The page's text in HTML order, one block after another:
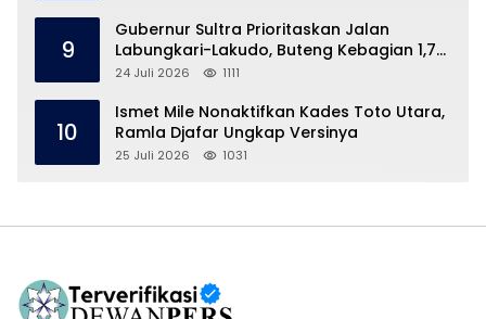
9
Gubernur Sultra Prioritaskan Jalan
Labungkari-Lakudo, Buteng Kebagian 1,7
Km
24 Juli 2026 1111
10
Ismet Mile Nonaktifkan Kades Toto Utara,
Ramla Djafar Ungkap Versinya
25 Juli 2026 1031